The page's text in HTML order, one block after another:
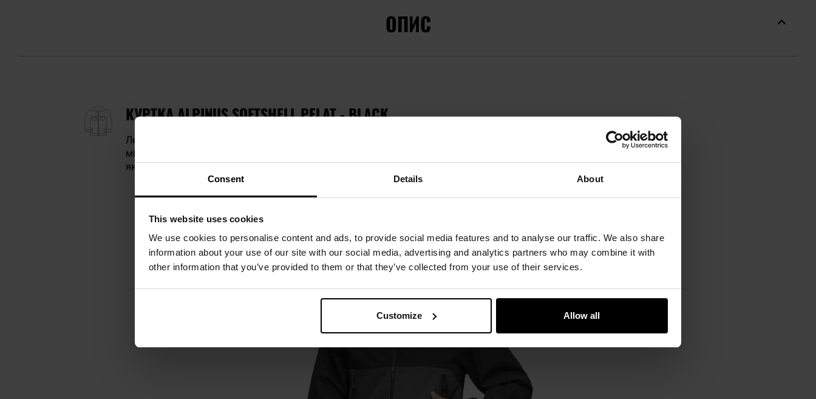
Consent Details About
This website uses cookies
We use cookies to personalise content and ads, to provide social media features and to analyse our traffic. We also share
information about your use of our site with our social media, advertising and analytics partners who may combine it with
other information that you’ve provided to them or that they’ve collected from your use of their services.
Customize Allow all
ОПИС
КУРТКА ALPINUS SOFTSHELL PELAT - BLACK
Легка куртка softshell виготовлена з міцного та вітрозахисного поліестеру. Внутрішня частина підшита м'яким
мікрофлісом для забезпечення тепла в холодні дні. Верхня частина оброблена натуральним
яке ефективно захищає від вологи та плям. Куртка оснащена 6 кишенями.
Bionic Finish Eco